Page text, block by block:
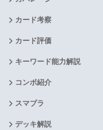
カード考察
カード評価
キーワード能力解説
コンボ紹介
スマブラ
デッキ解説